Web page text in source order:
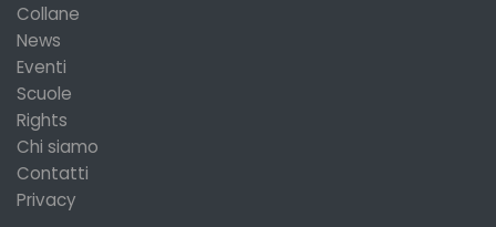
Collane
News
Eventi
Scuole
Rights
Chi siamo
Contatti
Privacy